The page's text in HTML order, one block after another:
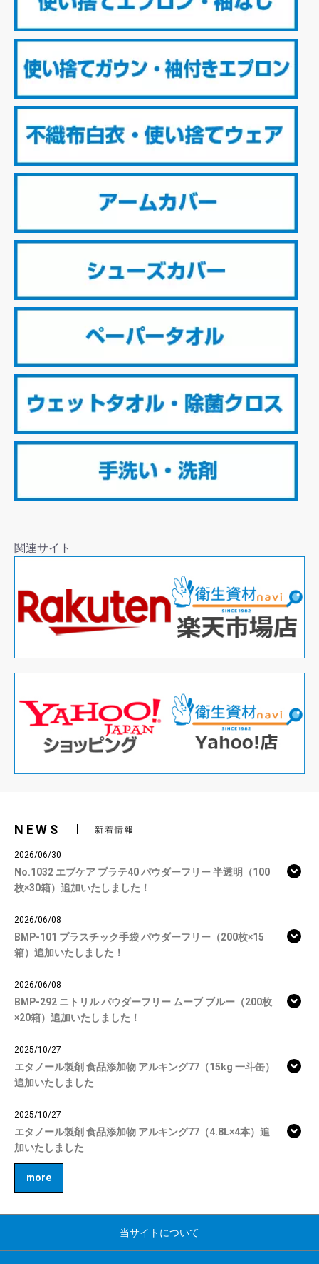
関連サイト
NEWS 新着情報
2026/06/30
No.1032 エブケア プラテ40 パウダーフリー 半透明（100
枚×30箱）追加いたしました！
2026/06/08
BMP-101 プラスチック手袋 パウダーフリー（200枚×15
箱）追加いたしました！
2026/06/08
BMP-292 ニトリル パウダーフリー ムーブ ブルー（200枚
×20箱）追加いたしました！
2025/10/27
エタノール製剤 食品添加物 アルキング77（15kg 一斗缶）
追加いたしました
2025/10/27
エタノール製剤 食品添加物 アルキング77（4.8L×4本）追
加いたしました
more
当サイトについて